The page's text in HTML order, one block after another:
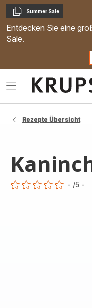
Kopieren
Summer Sale
Entdecken Sie eine
Sale.
Das
Rezepte Übersicht
- /5 -